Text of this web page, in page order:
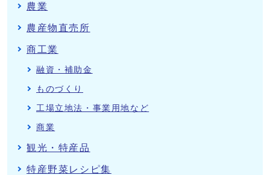
農業
農産物直売所
商工業
融資・補助金
ものづくり
工場立地法・事業用地など
商業
観光・特産品
特産野菜レシピ集